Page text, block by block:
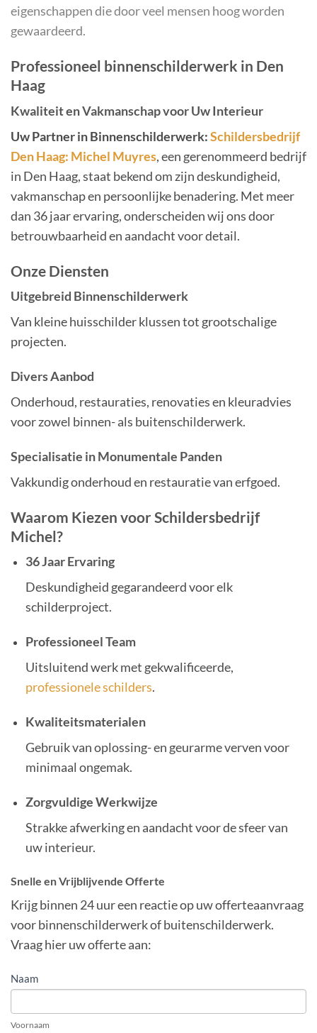
eigenschappen die door veel mensen hoog worden
gewaardeerd.
Professioneel binnenschilderwerk in Den
Haag
Kwaliteit en Vakmanschap voor Uw Interieur
Uw Partner in Binnenschilderwerk:Schildersbedrijf
Den Haag: Michel Muyres, een gerenommeerd bedrijf
in Den Haag, staat bekend om zijn deskundigheid,
vakmanschap en persoonlijke benadering. Met meer
dan 36 jaar ervaring, onderscheiden wij ons door
betrouwbaarheid en aandacht voor detail.
Onze Diensten
Uitgebreid Binnenschilderwerk
Van kleine huisschilder klussen tot grootschalige
projecten.
Divers Aanbod
Onderhoud, restauraties, renovaties en kleuradvies
voor zowel binnen- als buitenschilderwerk.
Specialisatie in Monumentale Panden
Vakkundig onderhoud en restauratie van erfgoed.
Waarom Kiezen voor Schildersbedrijf
Michel?
36 Jaar Ervaring
Deskundigheid gegarandeerd voor elk
schilderproject.
Professioneel Team
Uitsluitend werk met gekwalificeerde,
professionele schilders.
Kwaliteitsmaterialen
Gebruik van oplossing- en geurarme verven voor
minimaal ongemak.
Zorgvuldige Werkwijze
Strakke afwerking en aandacht voor de sfeer van
uw interieur.
Snelle en Vrijblijvende Offerte
Krijg binnen 24 uur een reactie op uw offerteaanvraag
voor binnenschilderwerk of buitenschilderwerk.
Vraag hier uw offerte aan:
OFFERTE
AANVRAGEN
VRIJBLIJVEND
Naam
Voornaam